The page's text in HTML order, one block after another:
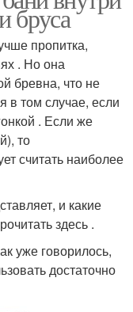
бруса
пропитка,
. Но она
бревна, что не
в том случае, если
. Если же
то
считать наиболее
и какие
здесь .
уже говорилось,
достаточно